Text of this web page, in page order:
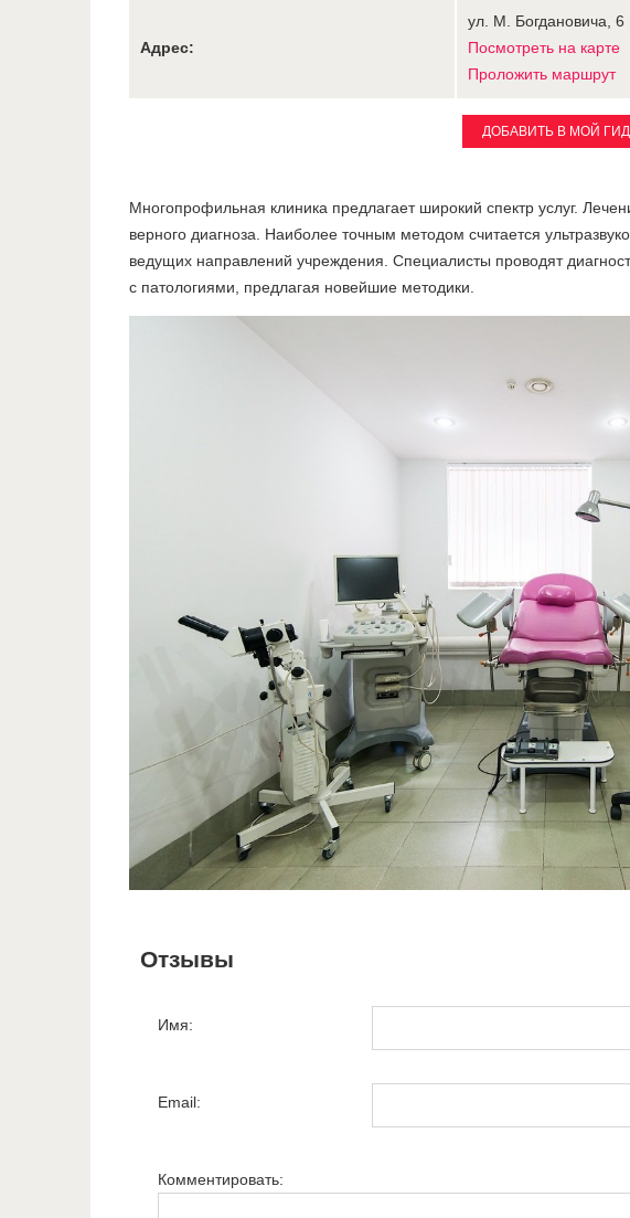
Адрес:
ул. М. Богдановича, 6
Посмотреть на карте
Проложить маршрут
ДОБАВИТЬ В МОЙ ГИД
Многопрофильная клиника предлагает широкий спектр услуг.
верного диагноза. Наиболее точным методом считается
ведущих направлений учреждения. Специалисты проводят
с патологиями, предлагая новейшие методики.
Отзывы
Имя:
Email:
Комментировать: